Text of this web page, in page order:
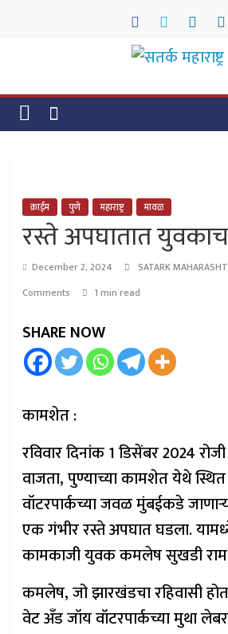
क्राईम पुणे महाराष्ट्र मावळ
रस्ते अपघातात
December 2, 2024 SATARK
Comments
1 min read
SHARE NOW
कामशेत :
रविवार दिनांक 1 डिसेंबर 2024
वाजता, पुण्याच्या कामशेत येथे
वॉटरपार्कच्या जवळ मुंबईकडे
एक गंभीर रस्ते अपघात घडला.
कामकाजी युवक कमलेष सुखडी राम
कमलेष, जो झारखंडचा रहिवासी
वेट अँड जॉय वॉटरपार्कच्या मुथा